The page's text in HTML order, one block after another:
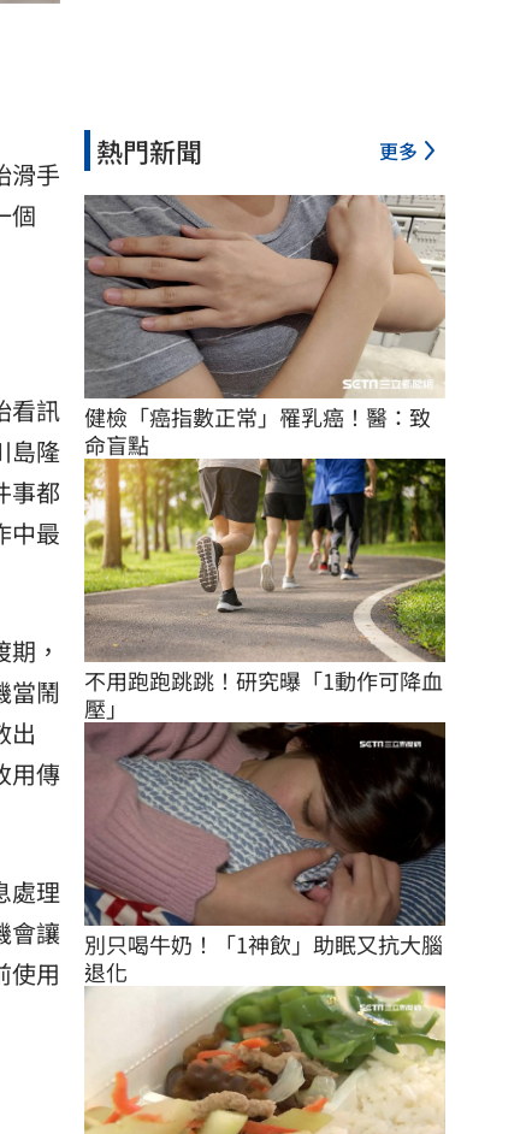
滑手
個
看訊
島隆
事都
中最
，
當鬧
出
用傳
處理
會讓
使用
熱門新聞 更多
健檢「癌指數正常」罹乳癌！醫：致
命盲點
不用跑跑跳跳！研究曝「1動作可降血
壓」
別只喝牛奶！「1神飲」助眠又抗大腦
退化